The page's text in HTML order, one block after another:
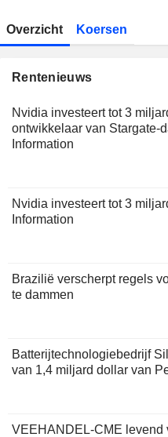
Overzicht Koersen
Rentenieuws
Nvidia investeert tot 3
ontwikkelaar van Stargate-
Information
Nvidia investeert tot 3
Information
Brazilië verscherpt regels
te dammen
Batterijtechnologiebedrijf
van 1,4 miljard dollar van
VEEHANDEL-CME levend